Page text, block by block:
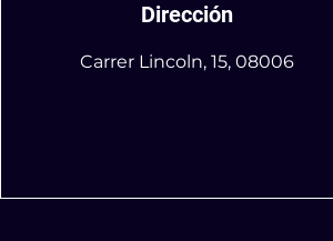
Dirección
Carrer Lincoln, 15, 08006